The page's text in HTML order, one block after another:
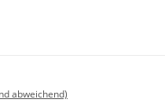
abweichend)